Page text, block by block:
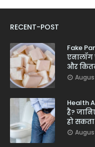
RECENT-POST
Fake
और
Health
है?
हो